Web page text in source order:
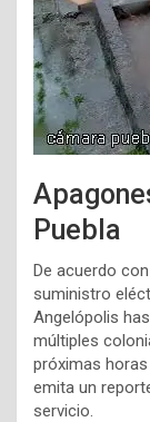
Puebla
De acuerdo
suministro
Angelópolis
múltiples
próximas horas
emita un
servicio.